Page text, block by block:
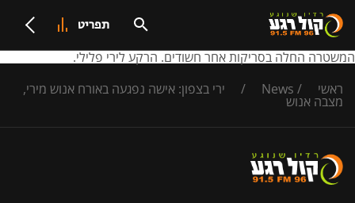
תפריט
המשטרה החלה בסריקות אחר חשודים. הרקע לירי פלילי.
ראשי
/
News
/ ירי בצפון: אישה נפגעה באורח אנוש מירי,
מצבה אנוש